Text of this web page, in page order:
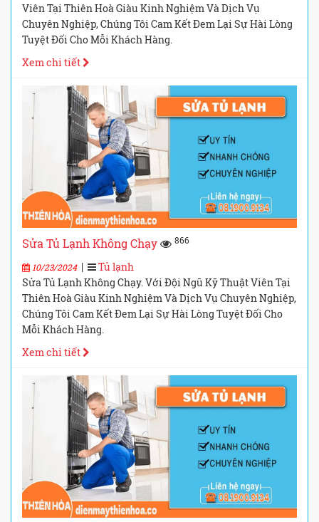
Viên Tại Thiên Hoà Giàu Kinh Nghiệm Và Dịch Vụ
Chuyên Nghiệp, Chúng Tôi Cam Kết Đem Lại Sự Hài Lòng
Tuyệt Đối Cho Mỗi Khách Hàng.
Xem chi tiết
Sửa Tủ Lạnh Không Chạy 866
10/23/2024|
Tủ lạnh
Sửa Tủ Lạnh Không Chạy. Với Đội Ngũ Kỹ Thuật Viên Tại
Thiên Hoà Giàu Kinh Nghiệm Và Dịch Vụ Chuyên Nghiệp,
Chúng Tôi Cam Kết Đem Lại Sự Hài Lòng Tuyệt Đối Cho
Mỗi Khách Hàng.
Xem chi tiết